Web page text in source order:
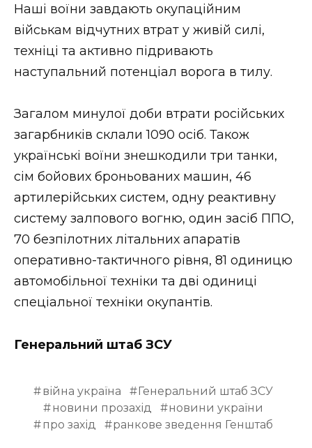
Наші воїни завдають окупаційним
військам відчутних втрат у живій силі,
техніці та активно підривають
наступальний потенціал ворога в тилу.
Загалом минулої доби втрати російських
загарбників склали 1090 осіб. Також
українські воїни знешкодили три танки,
сім бойових броньованих машин, 46
артилерійських систем, одну реактивну
систему залпового вогню, один засіб ППО,
70 безпілотних літальних апаратів
оперативно-тактичного рівня, 81 одиницю
автомобільної техніки та дві одиниці
спеціальної техніки окупантів.
Генеральний штаб ЗСУ
війна україна
Генеральний штаб ЗСУ
новини прозахід
новини україни
про захід
ранкове зведення Генштаб